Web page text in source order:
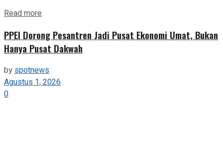
Read more
PPEI Dorong Pesantren Jadi Pusat Ekonomi Umat, Bukan
Hanya Pusat Dakwah
byspotnews
Agustus 1, 2026
0